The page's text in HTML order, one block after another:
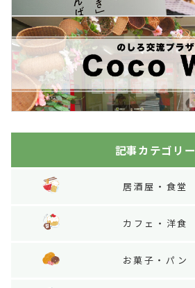
記事カテゴリー
居酒屋・食堂
カフェ・洋食
お菓子・パン